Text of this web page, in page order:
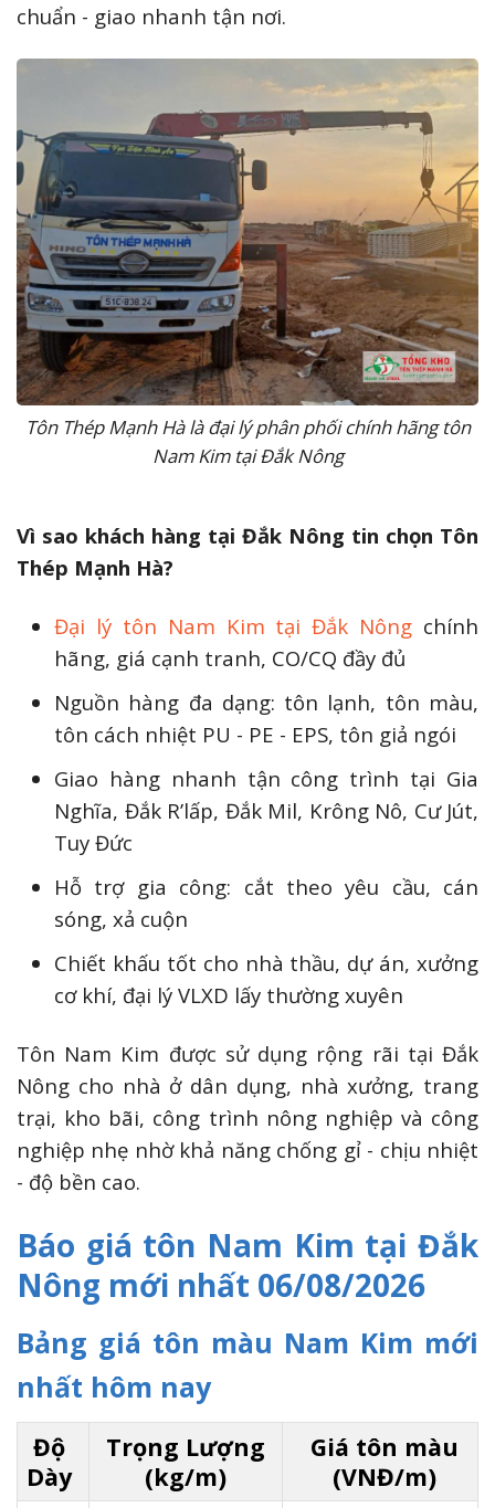
chuẩn - giao nhanh tận nơi.
Tôn Thép Mạnh Hà là đại lý phân phối chính hãng tôn
Nam Kim tại Đắk Nông
Vì sao khách hàng tại Đắk Nông tin chọn Tôn
Thép Mạnh Hà?
Đại lý tôn Nam Kim tại Đắk Nông chính
hãng, giá cạnh tranh, CO/CQ đầy đủ
Nguồn hàng đa dạng: tôn lạnh, tôn màu,
tôn cách nhiệt PU - PE - EPS, tôn giả ngói
Giao hàng nhanh tận công trình tại Gia
Nghĩa, Đắk R’lấp, Đắk Mil, Krông Nô, Cư Jút,
Tuy Đức
Hỗ trợ gia công: cắt theo yêu cầu, cán
sóng, xả cuộn
Chiết khấu tốt cho nhà thầu, dự án, xưởng
cơ khí, đại lý VLXD lấy thường xuyên
Tôn Nam Kim được sử dụng rộng rãi tại Đắk
Nông cho nhà ở dân dụng, nhà xưởng, trang
trại, kho bãi, công trình nông nghiệp và công
nghiệp nhẹ nhờ khả năng chống gỉ - chịu nhiệt
- độ bền cao.
Báo giá tôn Nam Kim tại Đắk
Nông mới nhất 06/08/2026
Bảng giá tôn màu Nam Kim mới
nhất hôm nay
Độ
Dày
Trọng Lượng
(kg/m)
Giá tôn màu
(VNĐ/m)